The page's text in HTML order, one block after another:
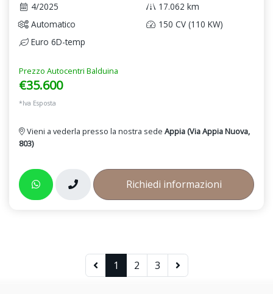
4/2025
17.062 km
Automatico
150 CV (110 KW)
Euro 6D-temp
Prezzo Autocentri Balduina
€35.600
*Iva Esposta
Vieni a vederla presso la nostra sede Appia (Via Appia Nuova,
803)
Richiedi informazioni
1 2 3